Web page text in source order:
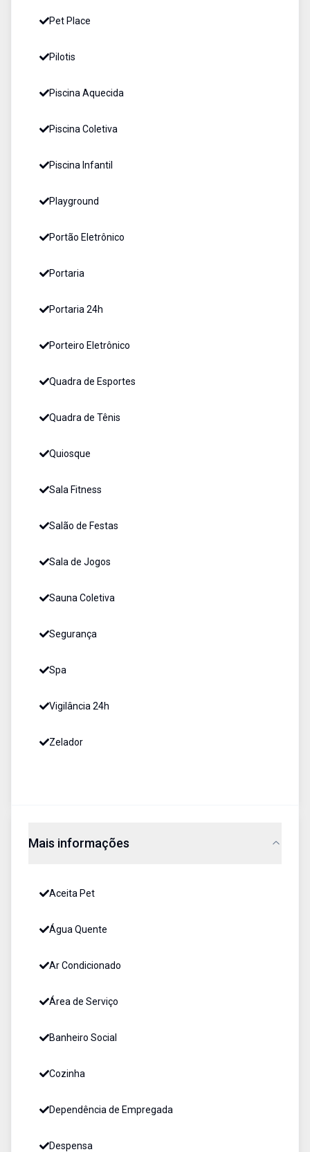
Pet Place
Pilotis
Piscina Aquecida
Piscina Coletiva
Piscina Infantil
Playground
Portão Eletrônico
Portaria
Portaria 24h
Porteiro Eletrônico
Quadra de Esportes
Quadra de Tênis
Quiosque
Sala Fitness
Salão de Festas
Sala de Jogos
Sauna Coletiva
Segurança
Spa
Vigilância 24h
Zelador
Mais informações
Aceita Pet
Água Quente
Ar Condicionado
Área de Serviço
Banheiro Social
Cozinha
Dependência de Empregada
Despensa